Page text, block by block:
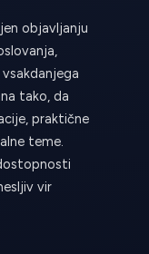
objavljanju
tako, da
praktične
teme.
vir